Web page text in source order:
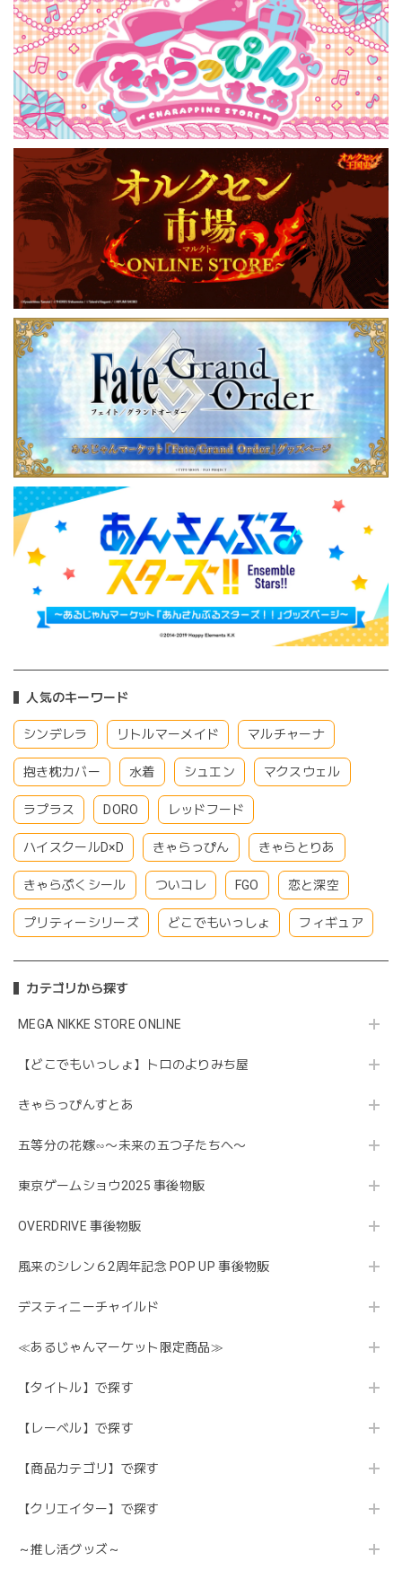
人気のキーワード
シンデレラ リトルマーメイド マルチャーナ
抱き枕カバー 水着 シュエン マクスウェル
ラプラス DORO レッドフード
ハイスクールD×D きゃらっぴん きゃらとりあ
きゃらぷくシール ついコレ FGO 恋と深空
プリティーシリーズ どこでもいっしょ フィギュア
カテゴリから探す
MEGA NIKKE STORE ONLINE
【どこでもいっしょ】トロのよりみち屋
きゃらっぴんすとあ
五等分の花嫁∽〜未来の五つ子たちへ〜
東京ゲームショウ2025 事後物販
OVERDRIVE 事後物販
風来のシレン６2周年記念 POP UP 事後物販
デスティニーチャイルド
≪あるじゃんマーケット限定商品≫
【タイトル】で探す
【レーベル】で探す
【商品カテゴリ】で探す
【クリエイター】で探す
～推し活グッズ～